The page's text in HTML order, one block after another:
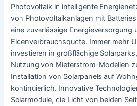
Photovoltaik in intelligente
von Photovoltaikanlagen mit
eine zuverlässige Energieversorgung
Eigenverbrauchsquote. Immer mehr
investieren in großflächige
Nutzung von Mieterstrom-Modellen
Installation von Solarpanels auf
kontinuierlich. Innovative
Solarmodule, die Licht von beiden